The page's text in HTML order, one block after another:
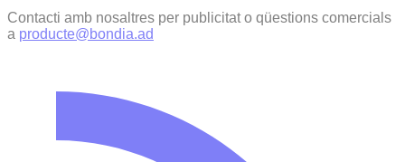
Contacti amb nosaltres per publicitat o qüestions comercials
a producte@bondia.ad